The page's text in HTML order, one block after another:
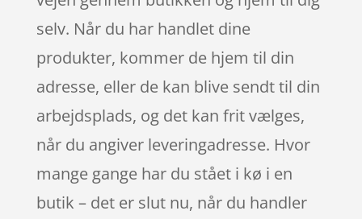
selv. Når du har handlet dine
produkter, kommer de hjem til din
adresse, eller de kan blive sendt til din
arbejdsplads, og det kan frit vælges,
når du angiver leveringadresse. Hvor
mange gange har du stået i kø i en
butik – det er slut nu, når du handler